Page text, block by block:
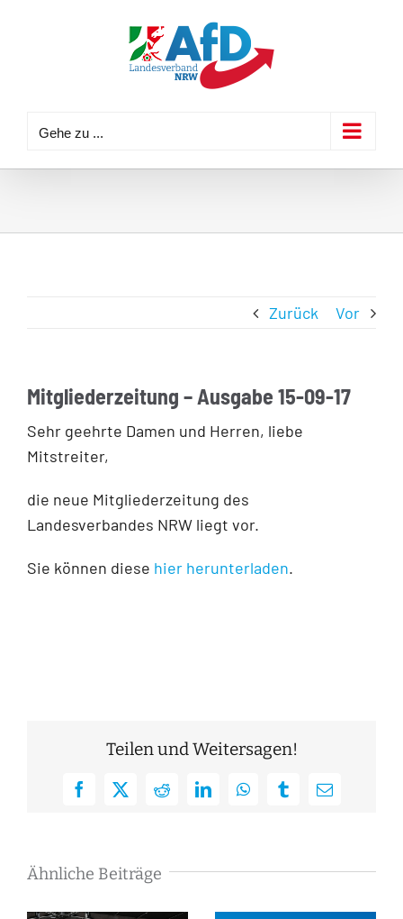
Gehe zu ...
Zurück Vor
Mitgliederzeitung – Ausgabe 15-09-17
Sehr geehrte Damen und Herren, liebe
Mitstreiter,
die neue Mitgliederzeitung des
Landesverbandes NRW liegt vor.
Sie können diese hier herunterladen.
Teilen und Weitersagen!
Facebook
X RedditLinkedInWhatsAppTumblrE-
Ähnliche Beiträge